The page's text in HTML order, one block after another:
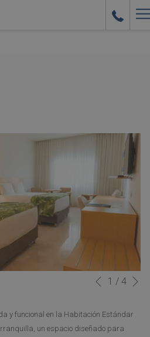
Botones
AlAnterior
1 / 4
y funcional en la Habitación Estándar
un espacio diseñado para